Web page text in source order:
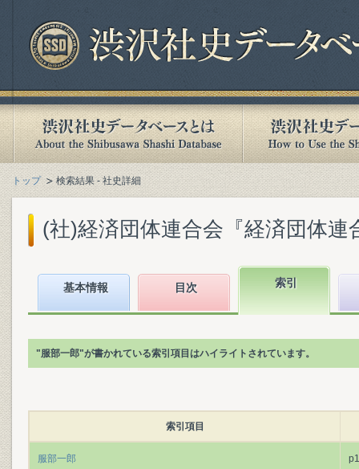
トップ 検索結果 - 社史詳細
(社)経済団体連合会『経済団体連
基本情報 目次 索引
"服部一郎"が書かれている索引項目はハイライトされています。
索引項目
服部一郎